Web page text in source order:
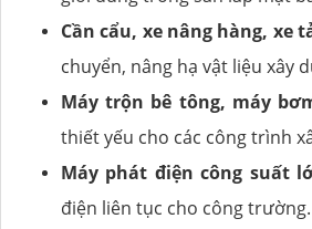
Cần cẩu, xe nâng hàng, xe
chuyển, nâng hạ vật liệu xây
Máy trộn bê tông, máy
thiết yếu cho các công trình
Máy phát điện công suất
điện liên tục cho công trường.